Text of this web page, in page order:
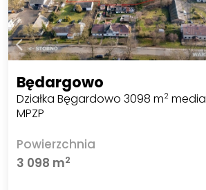
Będargowo
Działka Bęgardowo 3098 m2 media
MPZP
Powierzchnia
3 098 m2